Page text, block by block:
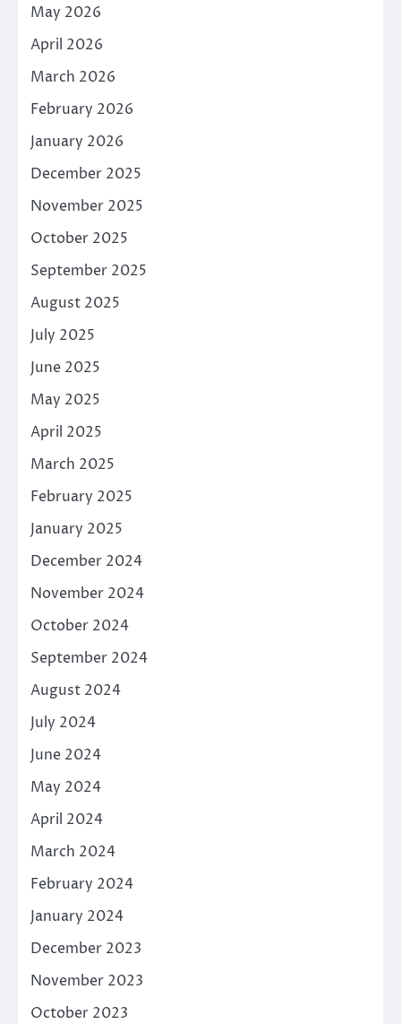
May 2026
April 2026
March 2026
February 2026
January 2026
December 2025
November 2025
October 2025
September 2025
August 2025
July 2025
June 2025
May 2025
April 2025
March 2025
February 2025
January 2025
December 2024
November 2024
October 2024
September 2024
August 2024
July 2024
June 2024
May 2024
April 2024
March 2024
February 2024
January 2024
December 2023
November 2023
October 2023